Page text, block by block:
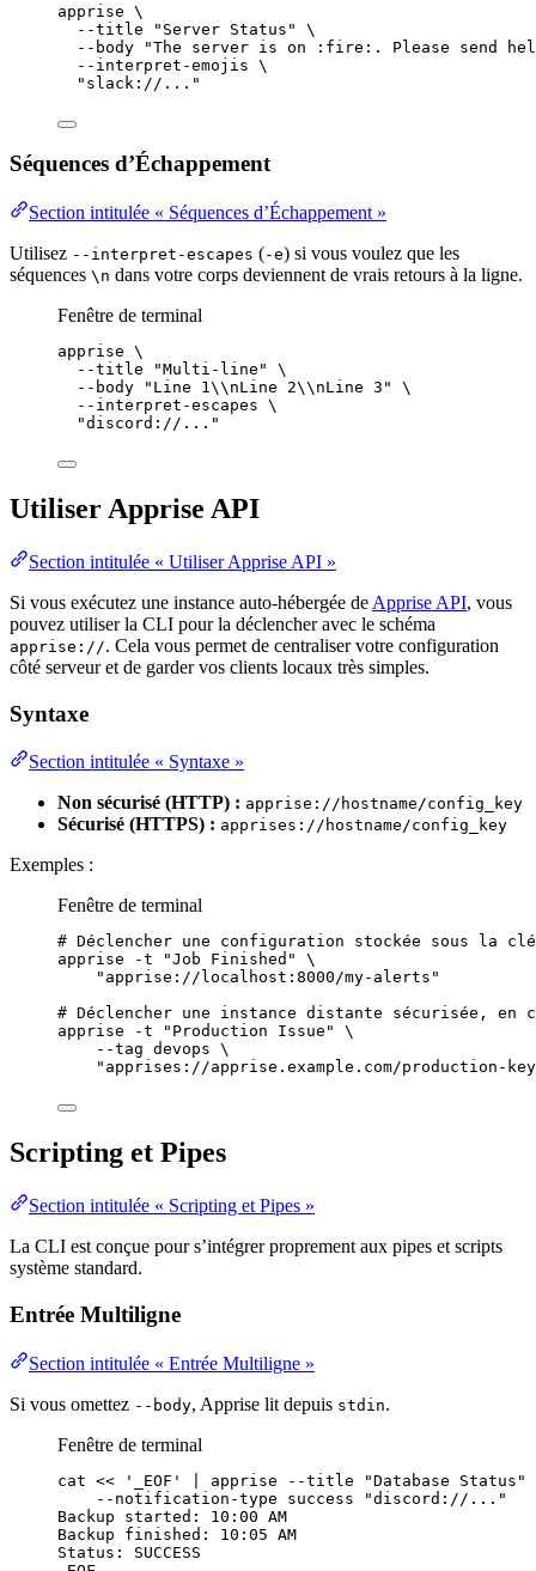
apprise \
--title
" Server Status "
\
--body
"The server is on :fire:. Please send
--interpret-emojis \
" slack://... "
Séquences d’Échappement
Section intitulée « Séquences d’Échappement »
Utilisez --interpret-escapes (-e) si vous voulez que les
séquences \n dans votre corps deviennent de vrais retours à la ligne.
Fenêtre de terminal
apprise \
--title
"Multi-line "
\
--body
" Line 1\\ nLine 2\\ nLine 3 "
\
--interpret-escapes \
"discord://... "
Utiliser Apprise API
Section intitulée « Utiliser Apprise API »
Si vous exécutez une instance auto-hébergée de Apprise API, vous
pouvez utiliser la CLI pour la déclencher avec le schéma
apprise://. Cela vous permet de centraliser votre configuration
côté serveur et de garder vos clients locaux très simples.
Syntaxe
Section intitulée « Syntaxe »
Non sécurisé (HTTP) : apprise://hostname/config_key
Sécurisé (HTTPS) : apprises://hostname/config_key
Exemples :
Fenêtre de terminal
# Déclencher une configuration stockée sous la
apprise
-t "Job Finished "
\
" apprise://localhost:8000/my-alerts "
# Déclencher une instance distante sécurisée,
apprise
-t " Production Issue "
\
--tag devops \
" apprises://apprise.example.com/production-key
Scripting et Pipes
Section intitulée « Scripting et Pipes »
La CLI est conçue pour s’intégrer proprement aux pipes et scripts
système standard.
Entrée Multiligne
Section intitulée « Entrée Multiligne »
Si vous omettez --body, Apprise lit depuis stdin.
Fenêtre de terminal
cat << '_EOF' apprise --title "Database Status "
--notification-type success "discord://..."
Backup started: 10:00 AM
Backup finished: 10:05 AM
Status: SUCCESS